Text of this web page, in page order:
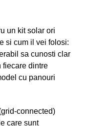
un kit solar ori
si cum il vei folosi:
sa cunosti clar
fiecare dintre
cu panouri
connected)
care sunt